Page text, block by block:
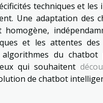
techniques et
Une adaptation
et les attentes
du
qui souhaitent
de chatbot